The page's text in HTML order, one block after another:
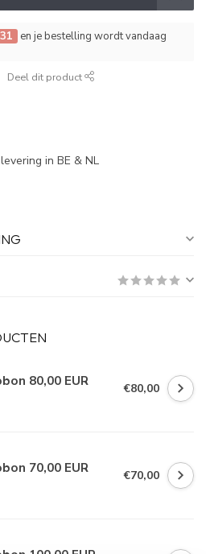
en je bestelling wordt vandaag
Deel dit product
in BE & NL
80,00 EUR €80,00
70,00 EUR €70,00